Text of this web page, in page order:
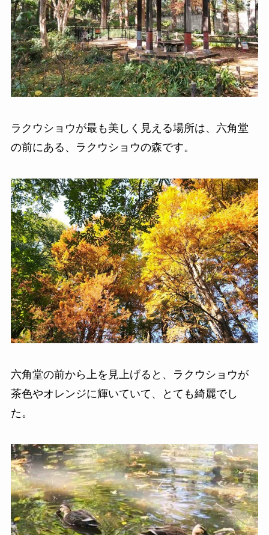
ラクウショウが最も美しく見える場所は、六角堂
の前にある、ラクウショウの森です。
六角堂の前から上を見上げると、ラクウショウが
茶色やオレンジに輝いていて、とても綺麗でし
た。